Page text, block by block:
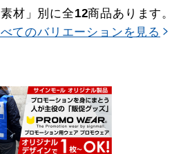
材」別に全12商品あります。
てのバリエーションを見る